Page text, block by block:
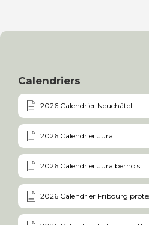
Calendriers
2026 Calendrier Neuchâtel
2026 Calendrier Jura
2026 Calendrier Jura bernois
2026 Calendrier Fribourg